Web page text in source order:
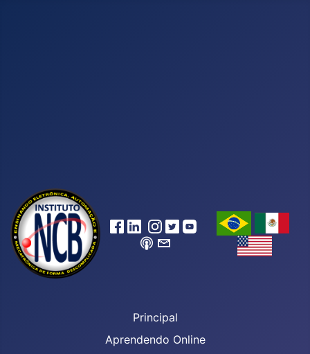
Principal
Aprendendo Online